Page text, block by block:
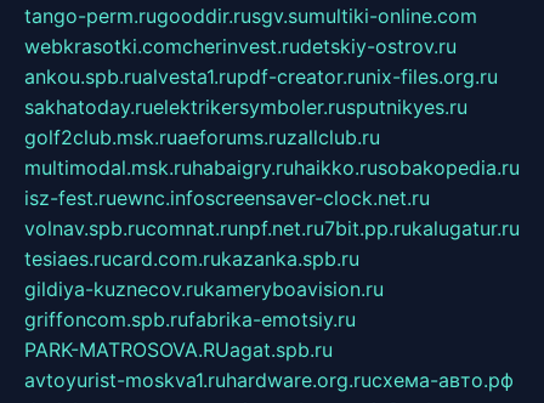
tango-perm.rugooddir.rusgv.sumultiki-online.com
webkrasotki.comcherinvest.rudetskiy-ostrov.ru
ankou.spb.rualvesta1.rupdf-creator.runix-files.org.ru
sakhatoday.ruelektrikersymboler.rusputnikyes.ru
golf2club.msk.ruaeforums.ruzallclub.ru
multimodal.msk.ruhabaigry.ruhaikko.rusobakopedia.ru
isz-fest.ruewnc.infoscreensaver-clock.net.ru
volnav.spb.rucomnat.runpf.net.ru7bit.pp.rukalugatur.ru
tesiaes.rucard.com.rukazanka.spb.ru
gildiya-kuznecov.rukameryboavision.ru
griffoncom.spb.rufabrika-emotsiy.ru
PARK-MATROSOVA.RUagat.spb.ru
avtoyurist-moskva1.ruhardware.org.ruсхема-авто.рф